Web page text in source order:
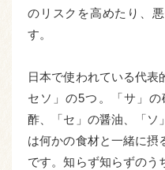
のリスクを高めたり、
す。
日本で使われている代表
セソ」の5つ。「サ」
酢、「セ」の醤油、「ソ
は何かの食材と一緒に摂
です。知らず知らずのう